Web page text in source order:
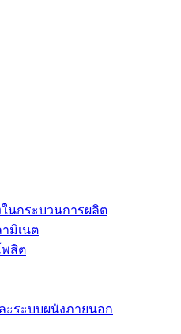
นกระบวนการผลิต
มิเนต
สิต
ะระบบผนังภายนอก